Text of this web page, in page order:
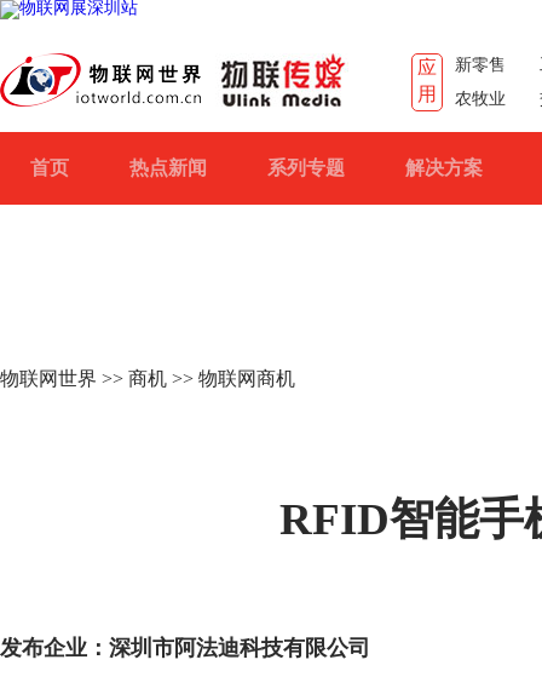
应
用
新零售
农牧业
首页 热点新闻 系列专题 解决方案
物联网世界 >> 商机 >> 物联网商机
RFID智能手
发布企业：深圳市阿法迪科技有限公司